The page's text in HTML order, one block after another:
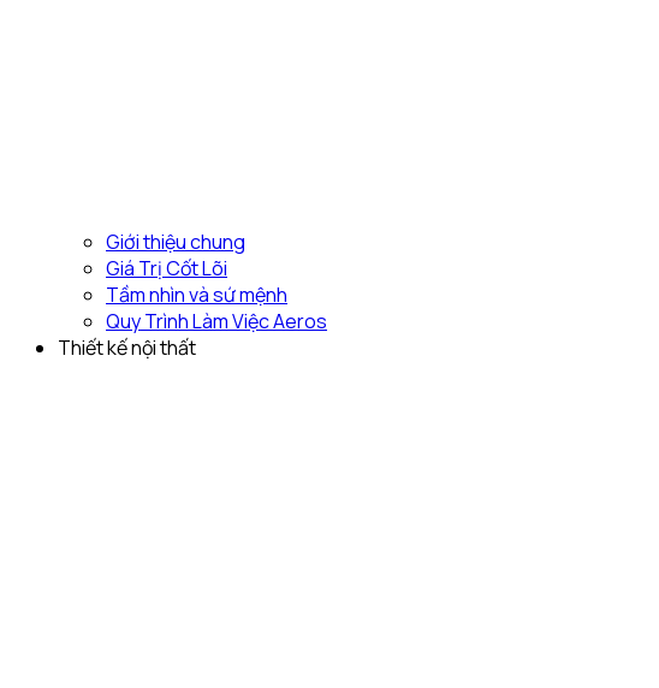
Giới thiệu chung
Giá Trị Cốt Lõi
Tầm nhìn và sứ mệnh
Quy Trình Làm Việc Aeros
Thiết kế nội thất